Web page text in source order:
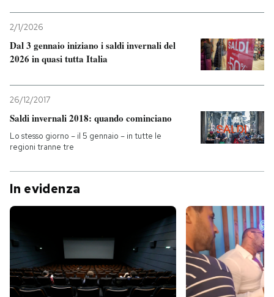
2/1/2026
Dal 3 gennaio iniziano i saldi invernali del
2026 in quasi tutta Italia
26/12/2017
Saldi invernali 2018: quando cominciano
Lo stesso giorno – il 5 gennaio – in tutte le
regioni tranne tre
In evidenza